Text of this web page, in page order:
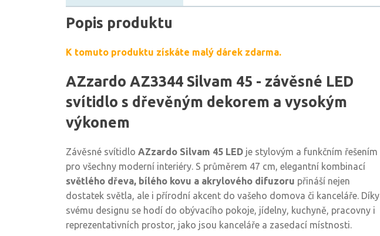
Popis produktu
K tomuto produktu získáte malý dárek zdarma.
AZzardo AZ3344 Silvam 45 - závěsné LED
svítidlo s dřevěným dekorem a vysokým
výkonem
Závěsné svítidlo AZzardo Silvam 45 LED je stylovým a funkčním řešením
pro všechny moderní interiéry. S průměrem 47 cm, elegantní kombinací
světlého dřeva, bílého kovu a akrylového difuzoru přináší nejen
dostatek světla, ale i přírodní akcent do vašeho domova či kanceláře. Díky
svému designu se hodí do obývacího pokoje, jídelny, kuchyně, pracovny i
reprezentativních prostor, jako jsou kanceláře a zasedací místnosti.